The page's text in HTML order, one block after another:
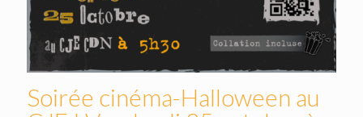
Soirée cinéma-Halloween au